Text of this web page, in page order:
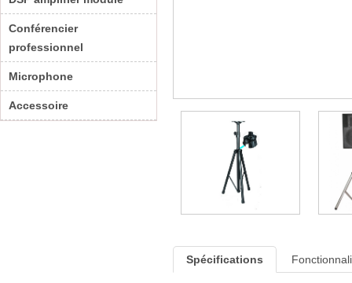
Conférencier
professionnel
Microphone
Accessoire
Spécifications